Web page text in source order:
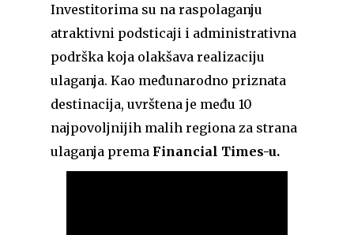
Investitorima su na raspolaganju
atraktivni podsticaji i administrativna
podrška koja olakšava realizaciju
ulaganja. Kao međunarodno priznata
destinacija, uvrštena je među 10
najpovoljnijih malih regiona za strana
ulaganja prema Financial Times-u.